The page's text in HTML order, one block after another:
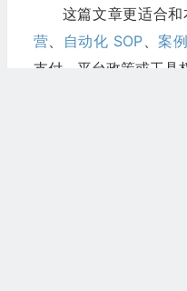
这篇文章更适合和
营、 自动化 SOP、案
支付、平台政策或工具